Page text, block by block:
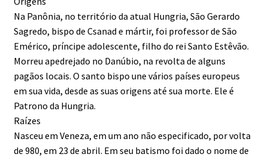
Na Panônia, no território da atual Hungria, São Gerardo
Sagredo, bispo de Csanad e mártir, foi professor de São
Emérico, príncipe adolescente, filho do rei Santo Estêvão.
Morreu apedrejado no Danúbio, na revolta de alguns
pagãos locais. O santo bispo une vários países europeus
em sua vida, desde as suas origens até sua morte. Ele é
Patrono da Hungria.
Raízes
Nasceu em Veneza, em um ano não especificado, por volta
de 980, em 23 de abril. Em seu batismo foi dado o nome de